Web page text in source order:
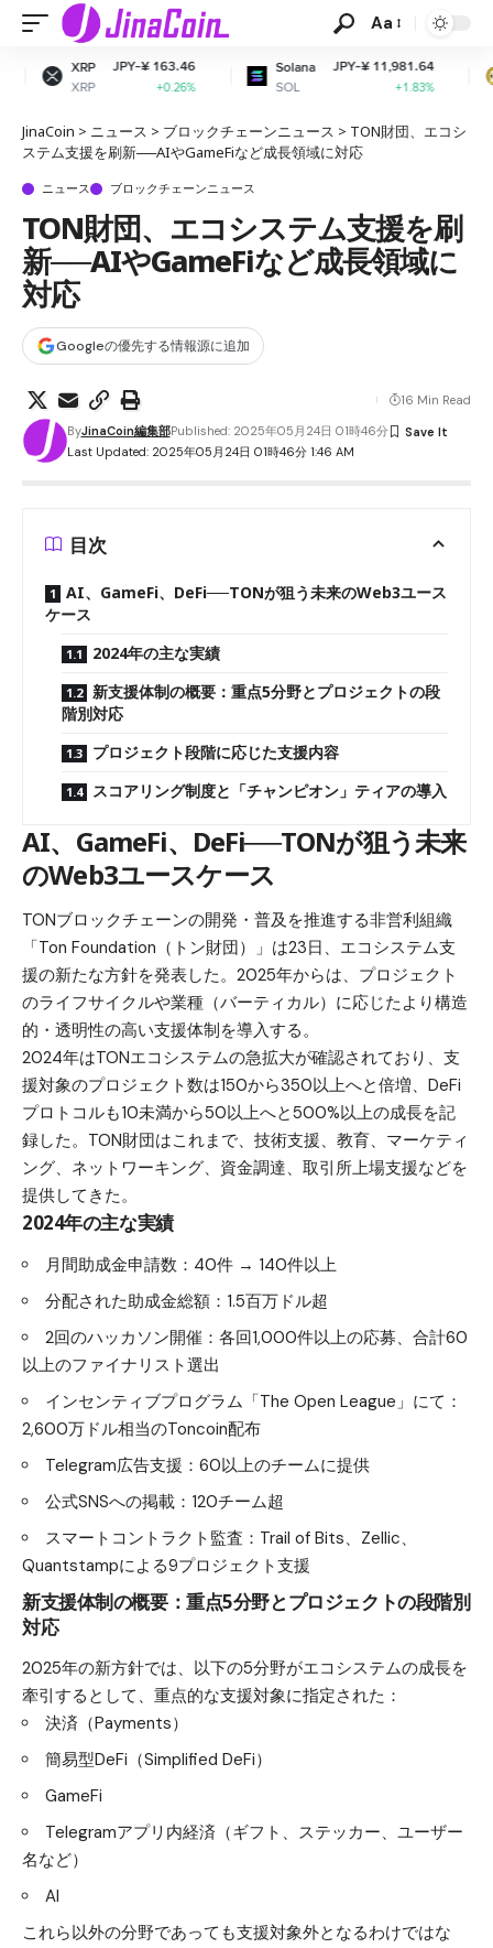
Aa
¥ 163.46
+0.26%
Solana
SOL
JPY-¥ 11,981.64
+1.83%
Dogecoin
DOGE
JinaCoin > ニュース > ブロックチェーンニュース > TON財団、エコシ
ステム支援を刷新──AIやGameFiなど成長領域に対応
ニュース ブロックチェーンニュース
TON財団、エコシステム支援を刷
新──AIやGameFiなど成長領域に
対応
Googleの優先する情報源に追加
Last Updated: 2025年05月24日 01時46分 1:46 AM
ByJinaCoin編集部Published: 2025年05月24日 01時46分
16 Min Read
目次
AI、GameFi、DeFi──TONが狙う未来のWeb3ユース
ケース
2024年の主な実績
新支援体制の概要：重点5分野とプロジェクトの段
階別対応
プロジェクト段階に応じた支援内容
スコアリング制度と「チャンピオン」ティアの導入
AI、GameFi、DeFi──TONが狙う未来
のWeb3ユースケース
TONブロックチェーンの開発・普及を推進する非営利組織
「Ton Foundation（トン財団）」は23日、エコシステム支
援の新たな方針を発表した。2025年からは、プロジェクト
のライフサイクルや業種（バーティカル）に応じたより構造
的・透明性の高い支援体制を導入する。
2024年はTONエコシステムの急拡大が確認されており、支
援対象のプロジェクト数は150から350以上へと倍増、DeFi
プロトコルも10未満から50以上へと500%以上の成長を記
録した。TON財団はこれまで、技術支援、教育、マーケティ
ング、ネットワーキング、資金調達、取引所上場支援などを
提供してきた。
2024年の主な実績
月間助成金申請数：40件 → 140件以上
分配された助成金総額：1.5百万ドル超
2回のハッカソン開催：各回1,000件以上の応募、合計60
以上のファイナリスト選出
インセンティブプログラム「The Open League」にて：
2,600万ドル相当のToncoin配布
Telegram広告支援：60以上のチームに提供
公式SNSへの掲載：120チーム超
スマートコントラクト監査：Trail of Bits、Zellic、
Quantstampによる9プロジェクト支援
新支援体制の概要：重点5分野とプロジェクトの段階別
対応
2025年の新方針では、以下の5分野がエコシステムの成長を
牽引するとして、重点的な支援対象に指定された：
決済（Payments）
簡易型DeFi（Simplified DeFi）
GameFi
Telegramアプリ内経済（ギフト、ステッカー、ユーザー
名など）
AI
これら以外の分野であっても支援対象外となるわけではな